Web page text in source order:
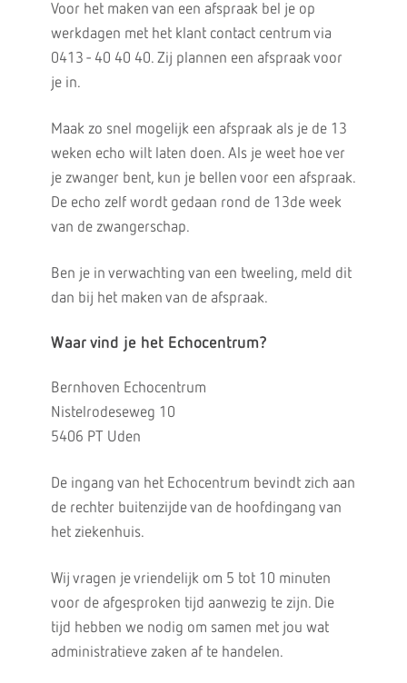
Voor het maken van een afspraak bel je op
werkdagen met het klant contact centrum via
0413 - 40 40 40. Zij plannen een afspraak voor
je in.
Maak zo snel mogelijk een afspraak als je de 13
weken echo wilt laten doen. Als je weet hoe ver
je zwanger bent, kun je bellen voor een afspraak.
De echo zelf wordt gedaan rond de 13de week
van de zwangerschap.
Ben je in verwachting van een tweeling, meld dit
dan bij het maken van de afspraak.
Waar vind je het Echocentrum?
Bernhoven Echocentrum
Nistelrodeseweg 10
5406 PT Uden
De ingang van het Echocentrum bevindt zich aan
de rechter buitenzijde van de hoofdingang van
het ziekenhuis.
Wij vragen je vriendelijk om 5 tot 10 minuten
voor de afgesproken tijd aanwezig te zijn. Die
tijd hebben we nodig om samen met jou wat
administratieve zaken af te handelen.